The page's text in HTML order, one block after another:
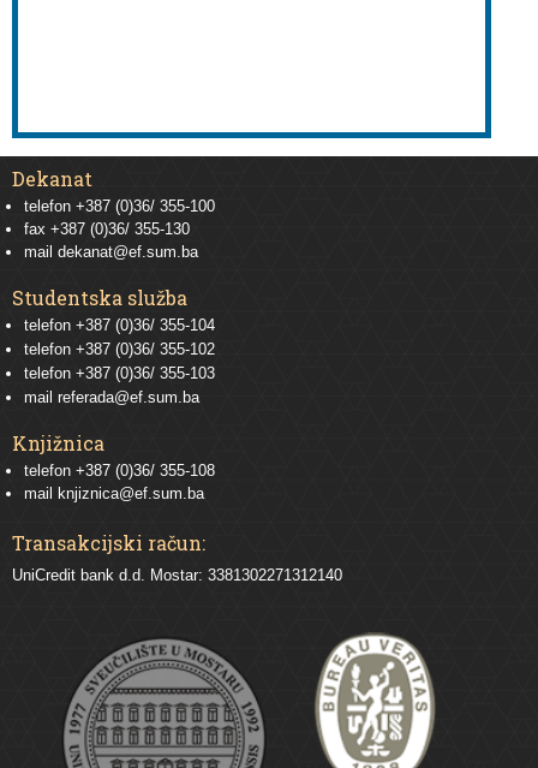
Dekanat
telefon +387 (0)36/ 355-100
fax +387 (0)36/ 355-130
mail dekanat@ef.sum.ba
Studentska služba
telefon +387 (0)36/ 355-104
telefon +387 (0)36/ 355-102
telefon +387 (0)36/ 355-103
mail referada@ef.sum.ba
Knjižnica
telefon +387 (0)36/ 355-108
mail
knjiznica@ef.sum.ba
Transakcijski račun:
UniCredit bank d.d. Mostar: 3381302271312140